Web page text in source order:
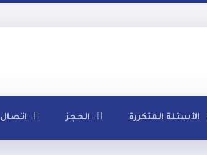
الأسئلة المتكررة الحجز اتصال